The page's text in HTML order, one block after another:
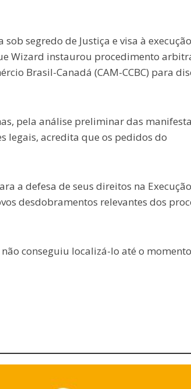
segredo de Justiça e visa à
Wizard instaurou procedimento
Brasil-Canadá (CAM-CCBC) para
pela análise preliminar das
legais, acredita que os pedidos do
a defesa de seus direitos na Execução
desdobramentos relevantes dos
conseguiu localizá-lo até o